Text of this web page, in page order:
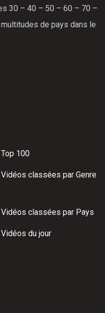
30 – 40 – 50 – 60 – 70 –
de pays dans le
Top 100
Vidéos classées par Genre
Vidéos classées par Pays
Vidéos du jour